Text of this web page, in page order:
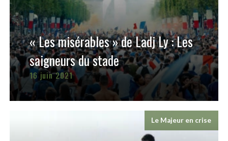
« Les misérables » de Ladj Ly : Les
saigneurs du stade
16 juin 2021
Le Majeur en crise